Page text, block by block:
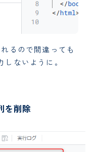
るので間違っても
しないように。
を削除